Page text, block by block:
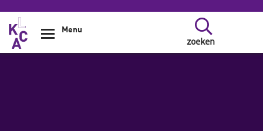
Overslaan en naar de inhoud gaan
zoeken
Menu